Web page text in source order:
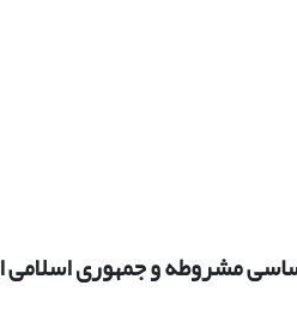
مشروطه و جمهوری اسلامی